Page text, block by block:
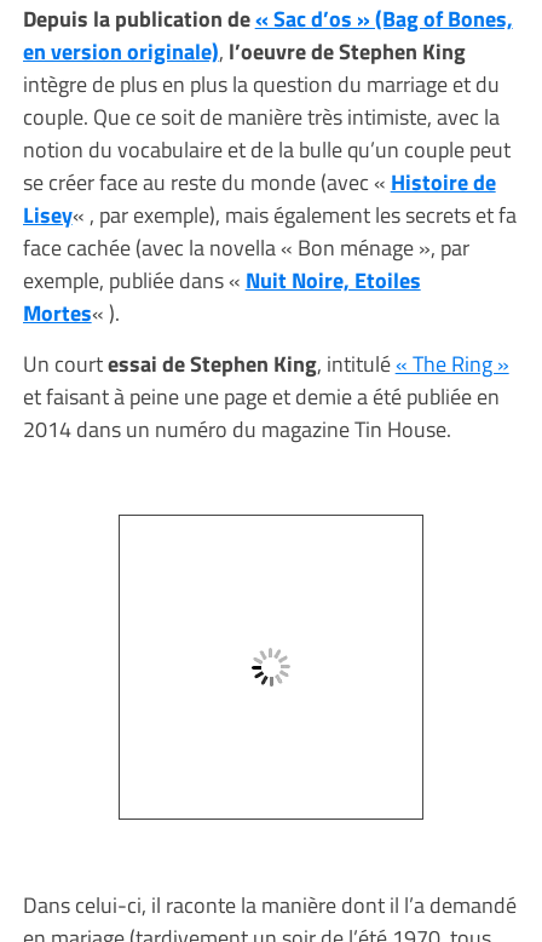
Depuis la publication de« Sac d’os » (Bag of Bones,
en version originale), l’oeuvre de Stephen King
intègre de plus en plus la question du marriage et du
couple. Que ce soit de manière très intimiste, avec la
notion du vocabulaire et de la bulle qu’un couple peut
se créer face au reste du monde (avec « Histoire de
Lisey« , par exemple), mais également les secrets et fa
face cachée (avec la novella « Bon ménage », par
exemple, publiée dans « Nuit Noire, Etoiles
Mortes« ).
Un courtessai de Stephen King, intitulé« The Ring »
et faisant à peine une page et demie a été publiée en
2014 dans un numéro du magazine Tin House.
Dans celui-ci, il raconte la manière dont il l’a demandé